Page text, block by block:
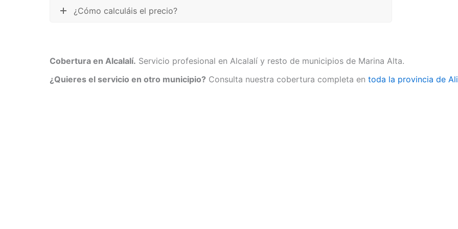
¿Cómo calculáis el precio?
Cobertura en Alcalalí. Servicio profesional en Alcalalí y resto de municipios de Marina Alta.
¿Quieres el servicio en otro municipio? Consulta nuestra cobertura completa en toda la provincia de